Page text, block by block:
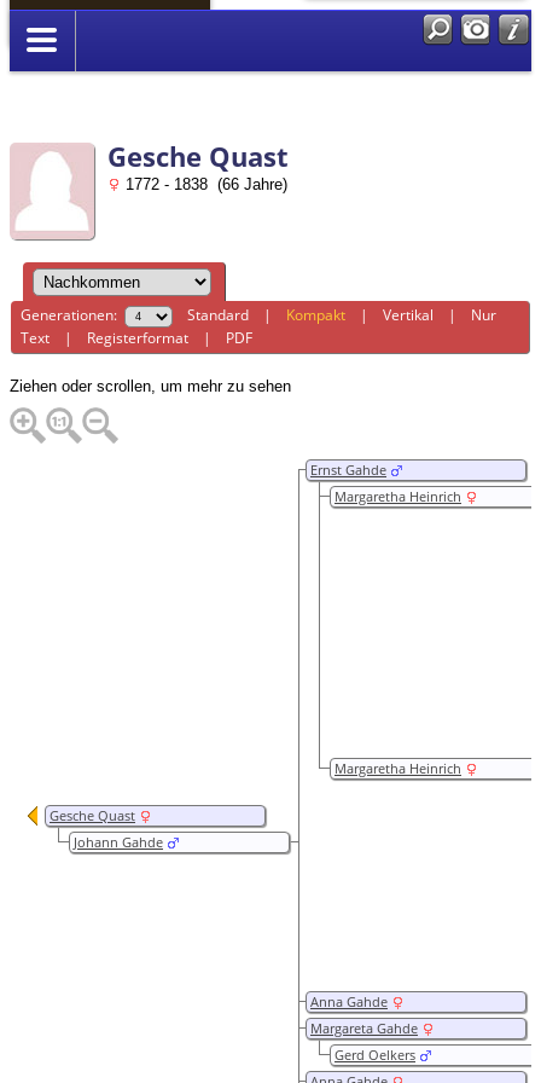
Anmelden
Gesche Quast
1772 - 1838 (66 Jahre)
Generationen: Standard | Kompakt |Vertikal | Nur
Text | Registerformat | PDF
Ziehen oder scrollen, um mehr zu sehen
Ernst Gahde
Margaretha Heinrich
Margaretha Heinrich
Anna Gahde
Margareta Gahde
Gerd Oelkers
Gesche Quast
Johann Gahde